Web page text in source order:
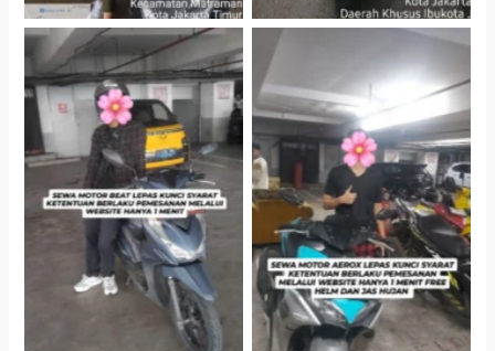
Cityplaza Jatinegara
Gedung Parkir P6A
Cityplaza Jatinegara
Gedung Parkir P6A